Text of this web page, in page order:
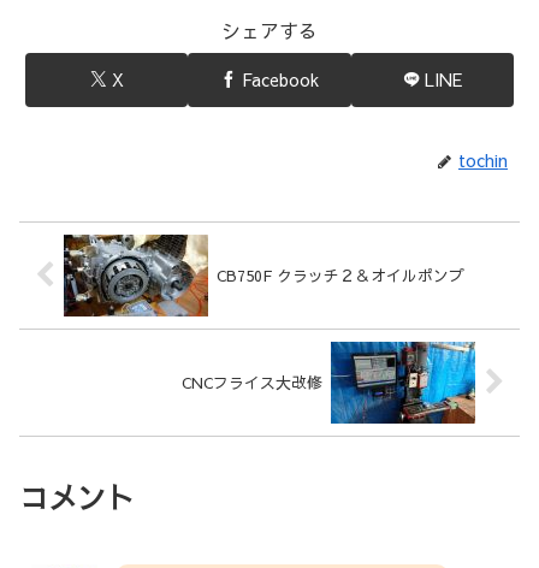
シェアする
X Facebook LINE
tochin
CB750F クラッチ２＆オイルポンプ
CNCフライス大改修
コメント